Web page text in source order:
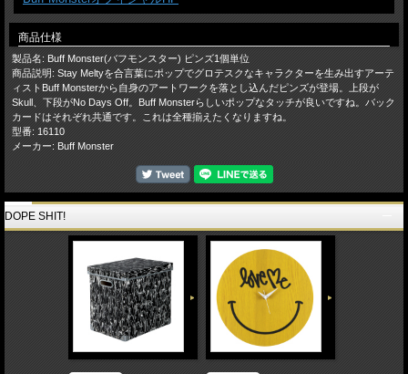
商品仕様
製品名: Buff Monster(バフモンスター) ピンズ1個単位
商品説明: Stay Meltyを合言葉にポップでグロテスクなキャラクターを生み出すアーテ
ィストBuff Monsterから自身のアートワークを落とし込んだピンズが登場。上段が
Skull、下段がNo Days Off。Buff Monsterらしいポップなタッチが良いですね。バック
カードはそれぞれ共通です。これは全種揃えたくなりますね。
型番: 16110
メーカー: Buff Monster
DOPE SHIT!